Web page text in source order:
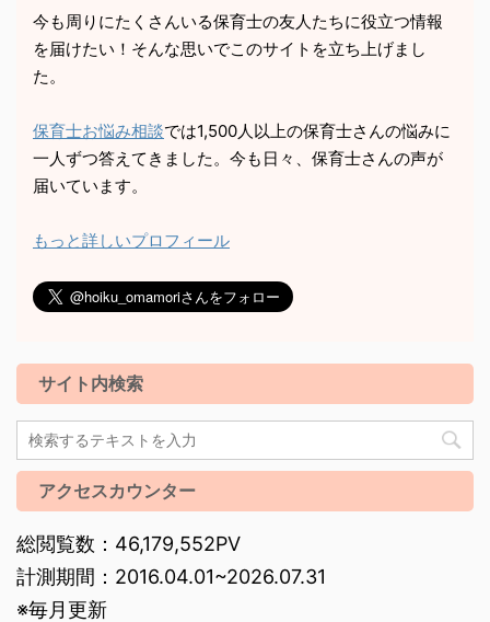
今も周りにたくさんいる保育士の友人たちに役立つ情報
を届けたい！そんな思いでこのサイトを立ち上げまし
た。
保育士お悩み相談では1,500人以上の保育士さんの悩みに
一人ずつ答えてきました。今も日々、保育士さんの声が
届いています。
もっと詳しいプロフィール
サイト内検索
アクセスカウンター
総閲覧数：46,179,552PV
計測期間：2016.04.01~2026.07.31
※毎月更新